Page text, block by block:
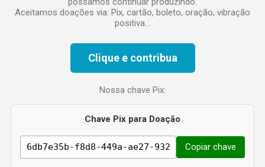
Aceitamos doações via: Pix, cartão, boleto, oração, vibração
positiva...
Clique e contribua
Nossa chave Pix:
Chave Pix para Doação
Copiar chave